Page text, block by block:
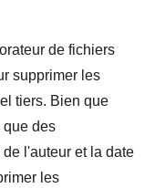
de fichiers
supprimer les
tiers. Bien que
que des
l'auteur et la date
les